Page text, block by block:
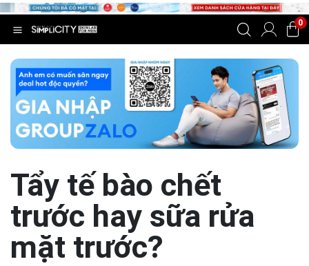
0
Tẩy tế bào chết
trước hay sữa rửa
mặt trước?